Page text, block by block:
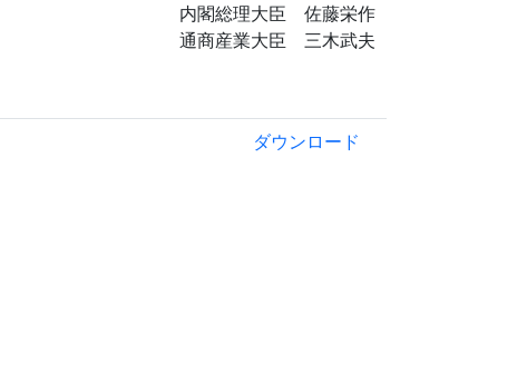
内閣総理大臣 佐藤栄作
通商産業大臣 三木武夫
ダウンロード